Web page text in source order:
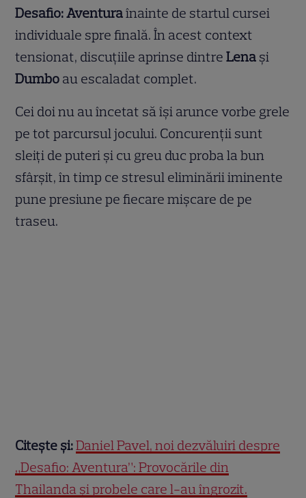
Desafio: Aventuraînainte de startul cursei
individuale spre finală. În acest context
tensionat, discuțiile aprinse dintreLena și
Dumbo au escaladat complet.
Cei doi nu au încetat să își arunce vorbe grele
pe tot parcursul jocului. Concurenții sunt
sleiți de puteri și cu greu duc proba la bun
sfârșit, în timp ce stresul eliminării iminente
pune presiune pe fiecare mișcare de pe
traseu.
Citește și:Daniel Pavel, noi dezvăluiri despre
„Desafio: Aventura”: Provocările din
Thailanda și probele care l-au îngrozit.